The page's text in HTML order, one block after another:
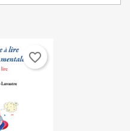
favorite_border